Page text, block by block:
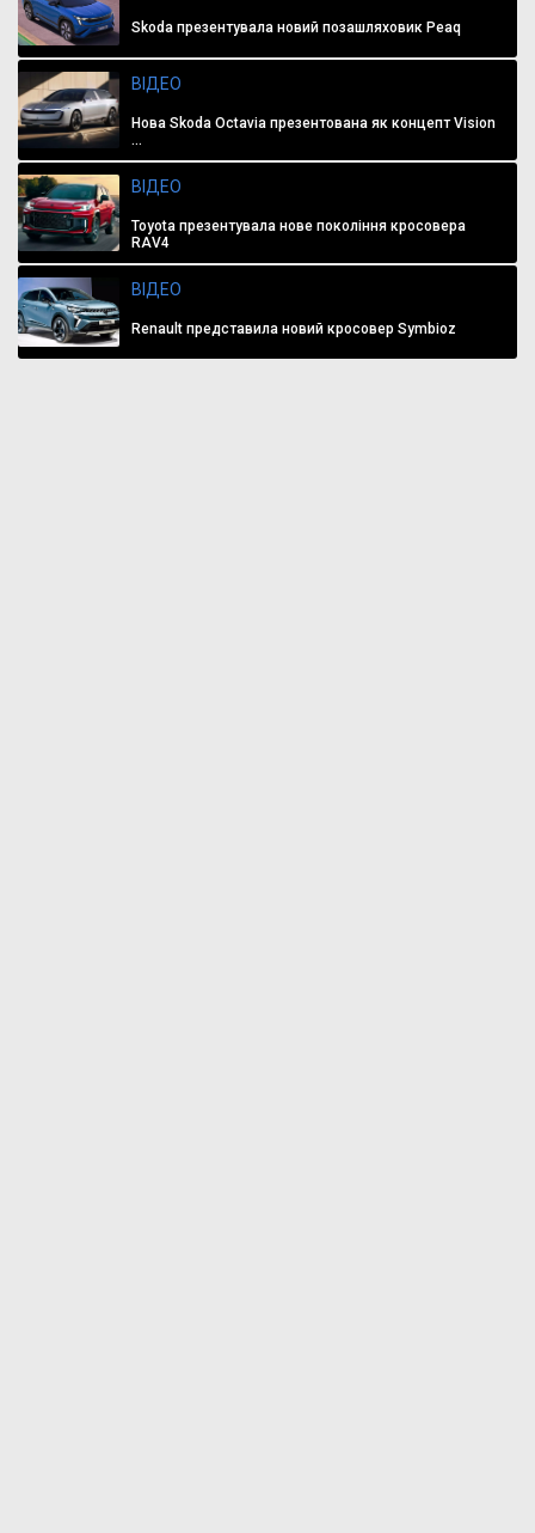
Skoda презентувала новий позашляховик Peaq
ВІДЕО
Нова Skoda Octavia презентована як концепт Vision
...
ВІДЕО
Toyota презентувала нове покоління кросовера
RAV4
ВІДЕО
Renault представила новий кросовер Symbioz